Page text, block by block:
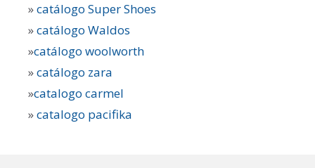
»catálogo Super Shoes
»catálogo Waldos
»catálogo woolworth
»catálogo zara
»catalogo carmel
»catalogo pacifika